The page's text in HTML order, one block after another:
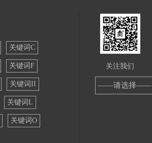
关键词C
关键词F
关键词II
关键词L
关键词O
关注我们
——请选择——